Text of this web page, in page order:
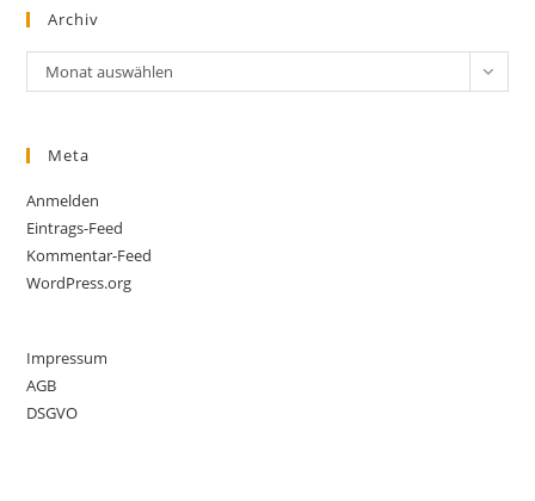
Archiv
Archiv
Monat auswählen
Meta
Anmelden
Eintrags-Feed
Kommentar-Feed
WordPress.org
Impressum
AGB
DSGVO